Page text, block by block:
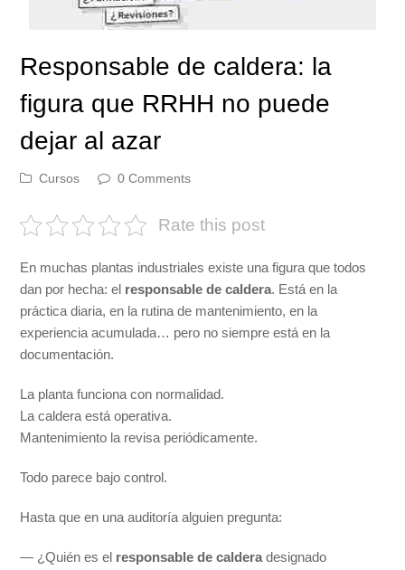
Responsable de caldera: la
figura que RRHH no puede
dejar al azar
Cursos 0 Comments
Rate this post
En muchas plantas industriales existe una figura que todos
dan por hecha: el responsable de caldera. Está en la
práctica diaria, en la rutina de mantenimiento, en la
experiencia acumulada… pero no siempre está en la
documentación.
La planta funciona con normalidad.
La caldera está operativa.
Mantenimiento la revisa periódicamente.
Todo parece bajo control.
Hasta que en una auditoría alguien pregunta:
— ¿Quién es el responsable de caldera designado